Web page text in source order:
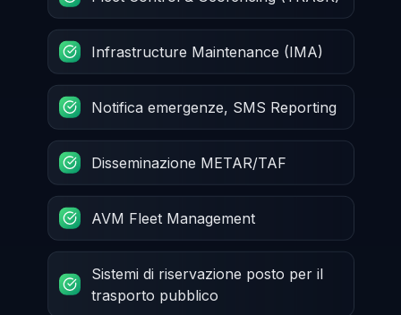
Infrastructure Maintenance (IMA)
Notifica emergenze, SMS Reporting
Disseminazione METAR/TAF
AVM Fleet Management
Sistemi di riservazione posto per il
trasporto pubblico